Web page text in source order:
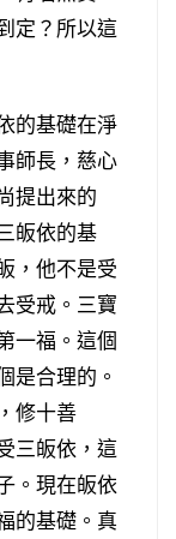
定？所以這
的基礎在淨
師長，慈心
提出來的
皈依的基
，他不是受
受戒。三寶
一福。這個
是合理的。
修十善
三皈依，這
。現在皈依
的基礎。真